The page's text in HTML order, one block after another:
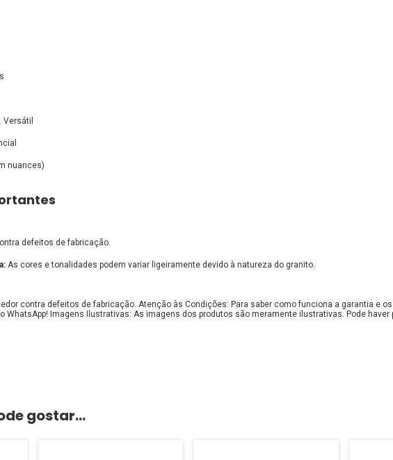
Versátil
nuances)
defeitos de fabricação.
As cores e tonalidades podem variar ligeiramente devido à natureza do granito.
contra defeitos de fabricação. Atenção às Condições: Para saber como funciona a garantia e
WhatsApp! Imagens Ilustrativas: As imagens dos produtos são meramente ilustrativas. Pode
gostar...